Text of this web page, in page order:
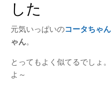
した
元気いっぱいのコータちゃん
ゃん。
とってもよく似てるでしょ
よ～